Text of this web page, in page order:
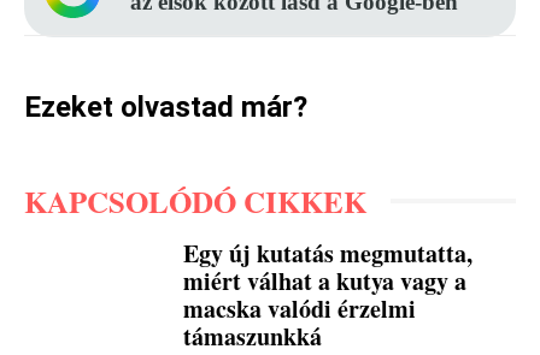
Ezeket olvastad már?
KAPCSOLÓDÓ CIKKEK
Egy új kutatás megmutatta,
miért válhat a kutya vagy a
macska valódi érzelmi
támaszunkká